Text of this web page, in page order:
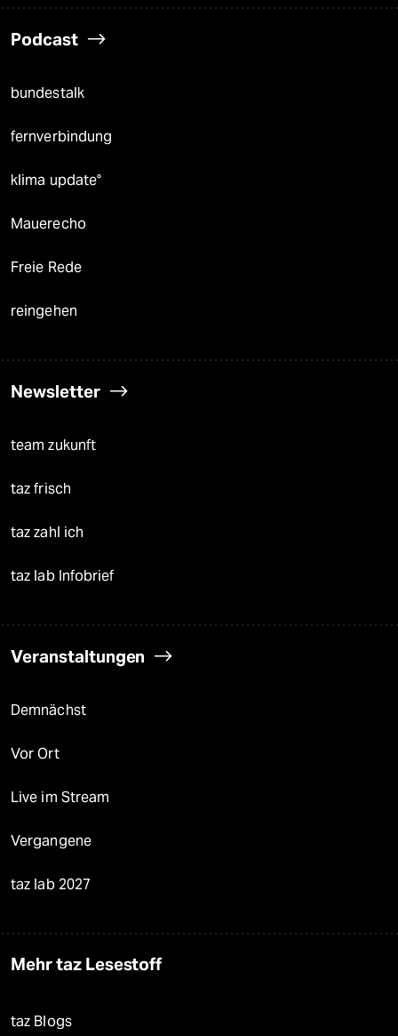
Podcast
bundestalk
fernverbindung
klima update°
Mauerecho
Freie Rede
reingehen
Newsletter
team zukunft
taz frisch
taz zahl ich
taz lab Infobrief
Veranstaltungen
Demnächst
Vor Ort
Live im Stream
Vergangene
taz lab 2027
Mehr taz Lesestoff
taz Blogs